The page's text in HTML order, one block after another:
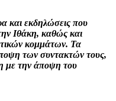
και εκδηλώσεις που
Ιθάκη, καθώς και
κομμάτων. Τα
των συντακτών τους,
με την άποψη του